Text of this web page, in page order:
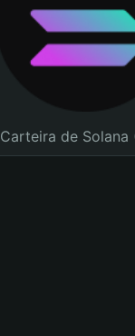
Carteira de Solana